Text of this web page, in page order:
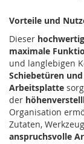
Vorteile und
Dieser
maximale
und langlebigen
Schiebetüren
Arbeitsplatte
der
Organisation
Zutaten,
anspruchsvolle